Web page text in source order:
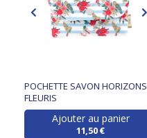
POCHETTE SAVON HORIZONS
FLEURIS
Ajouter au panier
11,50 €